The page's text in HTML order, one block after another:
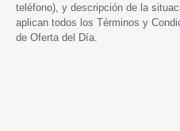
teléfono), y descripción de la
aplican todos los Términos y
de Oferta del Día.